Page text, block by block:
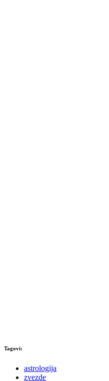
Tagovi:
astrologija
zvezde